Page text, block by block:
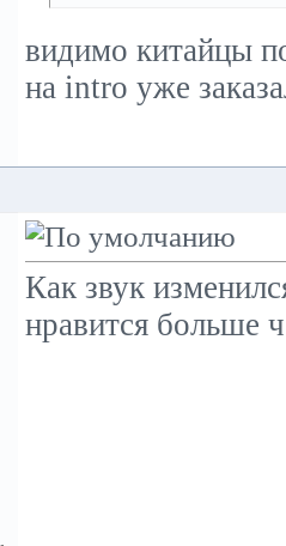
видимо китайцы
на intro уже
Как звук
нравится больше